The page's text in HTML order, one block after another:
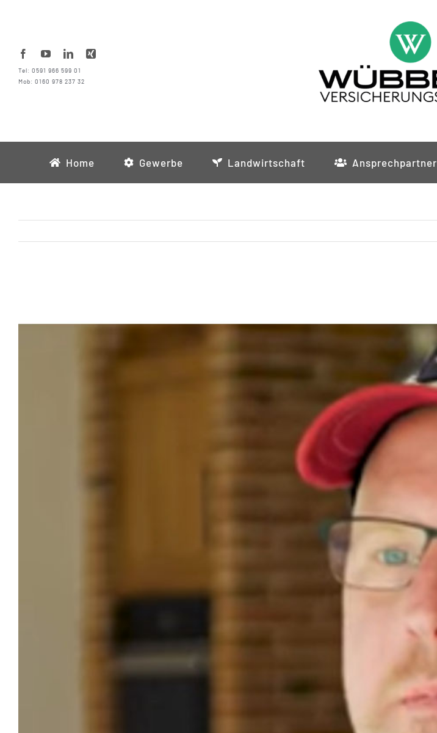
Tel: 0591 966 599 01
Mob: 0160 978 237 32
Home Gewerbe Landwirtschaft Ansprechpartner